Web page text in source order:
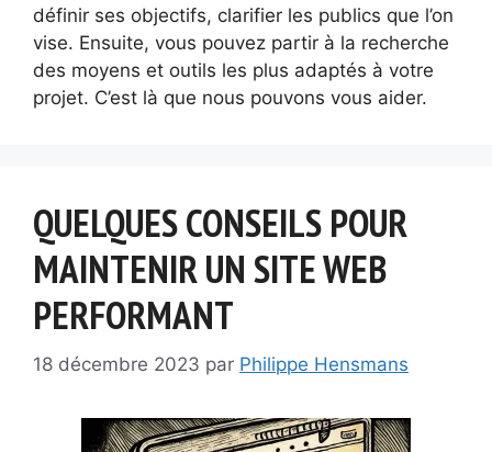
définir ses objectifs, clarifier les publics que l’on
vise. Ensuite, vous pouvez partir à la recherche
des moyens et outils les plus adaptés à votre
projet. C’est là que nous pouvons vous aider.
QUELQUES CONSEILS POUR
MAINTENIR UN SITE WEB
PERFORMANT
18 décembre 2023 par Philippe Hensmans